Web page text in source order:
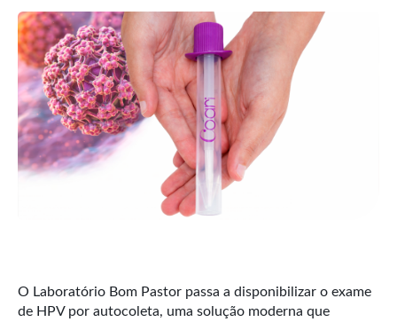
O Laboratório Bom Pastor passa a disponibilizar o exame
de HPV por autocoleta, uma solução moderna que